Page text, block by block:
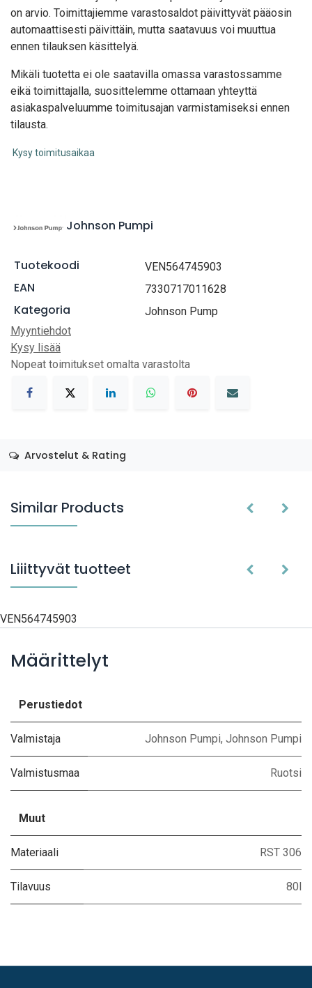
on arvio. Toimittajiemme varastosaldot päivittyvät pääosin
automaattisesti päivittäin, mutta saatavuus voi muuttua
ennen tilauksen käsittelyä.
Mikäli tuotetta ei ole saatavilla omassa varastossamme
eikä toimittajalla, suosittelemme ottamaan yhteyttä
asiakaspalveluumme toimitusajan varmistamiseksi ennen
tilausta.
Kysy toimitusaikaa
Johnson Pumpi
Tuotekoodi VEN564745903
EAN 7330717011628
Kategoria
Johnson Pump
Myyntiehdot
Kysy lisää
Nopeat toimitukset omalta varastolta
Arvostelut & Rating
Similar Products
Liiittyvät tuotteet
VEN564745903
Määrittelyt
Perustiedot
Valmistaja Johnson Pumpi, Johnson Pumpi
Valmistusmaa Ruotsi
Muut
Materiaali RST 306
Tilavuus 80l